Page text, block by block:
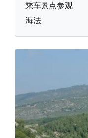
乘车景点参观
海法